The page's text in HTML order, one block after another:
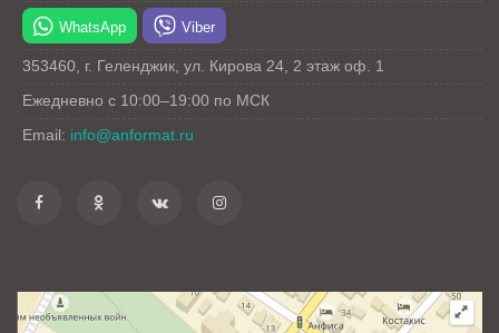
WhatsApp Viber
353460, г. Геленджик, ул. Кирова 24, 2 этаж оф. 1
Ежедневно с 10:00–19:00 по МСК
Email: info@anformat.ru